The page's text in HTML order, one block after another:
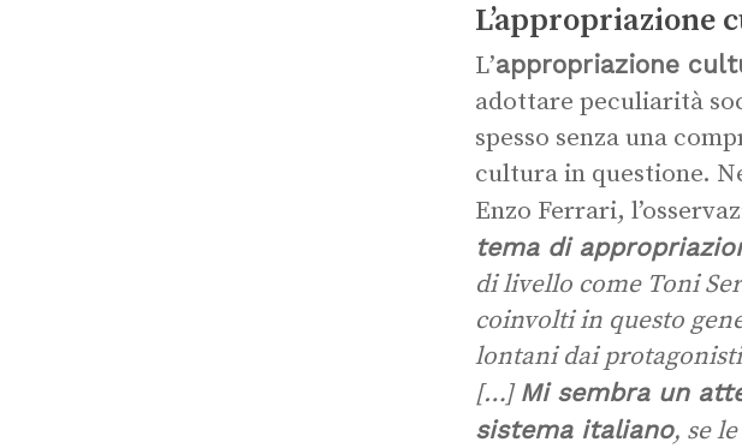
L’appropriazione
L’appropriazione
adottare peculiarità
spesso senza una
cultura in questione.
Enzo Ferrari,
tema di
di livello come Toni
coinvolti in questo
lontani dai
[…] Mi sembra un
sistema italiano, se